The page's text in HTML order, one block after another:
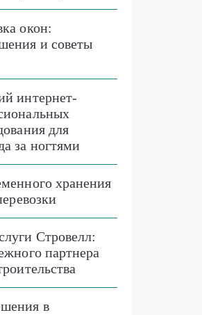
окон:
и советы
интернет-
для
за ногтями
хранения
Стровелл:
партнера
в